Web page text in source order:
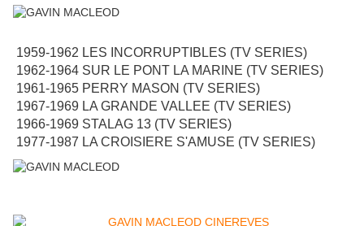
1959-1962 LES INCORRUPTIBLES (TV SERIES)
1962-1964 SUR LE PONT LA MARINE (TV SERIES)
1961-1965 PERRY MASON (TV SERIES)
1967-1969 LA GRANDE VALLEE (TV SERIES)
1966-1969 STALAG 13 (TV SERIES)
1977-1987 LA CROISIERE S'AMUSE (TV SERIES)